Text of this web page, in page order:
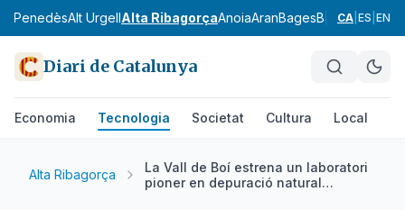
PenedèsAlt UrgellAlta RibagorçaAnoiaAranBagesBaix Camp
CA ES EN
Diari de Catalunya
Economia Tecnologia Societat Cultura Local
Alta Ribagorça
La Vall de Boí estrena un laboratori
pioner en depuració natural